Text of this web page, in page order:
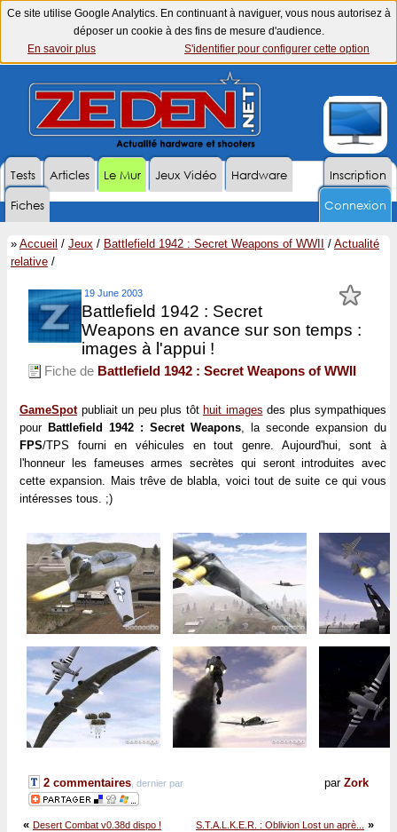
Ce site utilise Google Analytics. En continuant à naviguer, vous nous autorisez à
déposer un cookie à des fins de mesure d'audience.
En savoir plus
S'identifier pour configurer cette option
Inscription
Tests Articles Le Mur Jeux Vidéo
Hardware
Fiches
Connexion
» Accueil / Jeux / Battlefield 1942 : Secret Weapons of WWII / Actualité
relative /
19 June 2003
Battlefield 1942 : Secret
Weapons en avance sur son temps :
images à l'appui !
Fiche de Battlefield 1942 : Secret Weapons of WWII
GameSpotpubliait un peu plus tôt huit images des plus sympathiques
pour Battlefield 1942 : Secret Weapons, la seconde expansion du
FPS/TPS fourni en véhicules en tout genre. Aujourd'hui, sont à
l'honneur les fameuses armes secrètes qui seront introduites avec
cette expansion. Mais trêve de blabla, voici tout de suite ce qui vous
intéresses tous. ;)
par Zork
2 commentaires , dernier par
S.T.A.L.K.E.R. : Oblivion Lost un aprè... »
« Desert Combat v0.38d dispo !